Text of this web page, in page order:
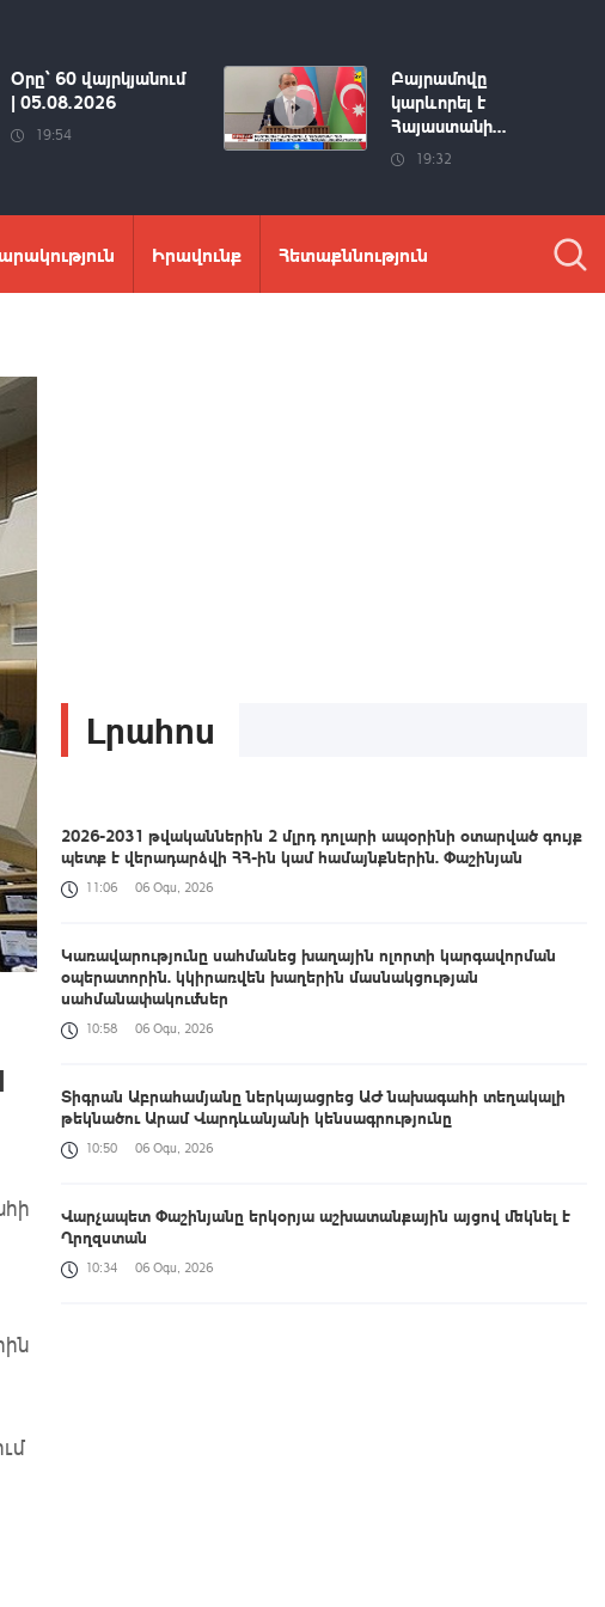
Օրը՝ 60 վայրկյանում
| 05.08.2026
19:54
Բայրամովը
կարևորել է
Հայաստանի...
19:32
Իրավունք Հետաքննություն
Լրահոս
2026-2031 թվականներին 2 մլրդ դոլարի ապօրինի օտարված գույք
պետք է վերադարձվի ՀՀ-ին կամ համայնքներին. Փաշինյան
11:06 06 Օգս, 2026
Կառավարությունը սահմանեց խաղային ոլորտի կարգավորման
օպերատորին. կկիրառվեն խաղերին մասնակցության
սահմանափակումներ
10:58 06 Օգս, 2026
Տիգրան Աբրահամյանը ներկայացրեց ԱԺ նախագահի տեղակալի
թեկնածու Արամ Վարդևանյանի կենսագրությունը
10:50 06 Օգս, 2026
Վարչապետ Փաշինյանը երկօրյա աշխատանքային այցով մեկնել է
Ղրղզստան
10:34 06 Օգս, 2026